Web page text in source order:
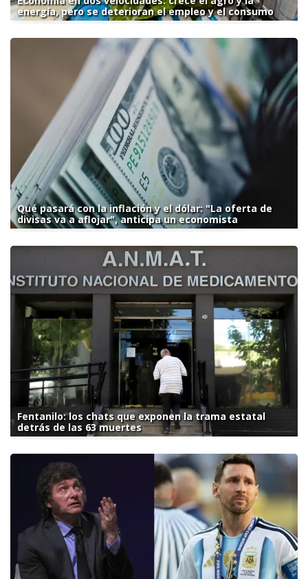
energía, pero se deterioran el empleo y el consumo
Qué pasará con la inflación y el dólar: "La oferta de
divisas va a aflojar", anticipa un economista
Fentanilo: los chats que exponen la trama estatal
detrás de las 63 muertes